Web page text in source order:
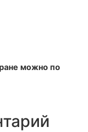
можно по